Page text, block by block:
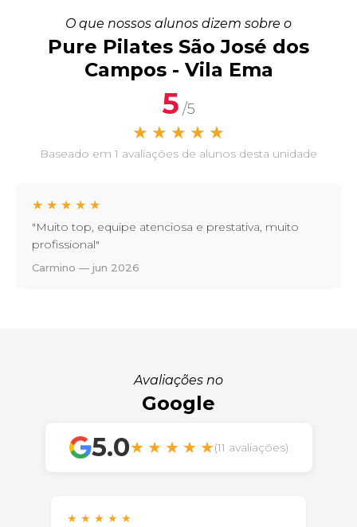
O que nossos alunos dizem sobre o
Pure Pilates São José dos
Campos - Vila Ema
5 /5
★ ★ ★ ★ ★
Baseado em 1 avaliações de alunos desta unidade
★ ★ ★ ★ ★
"Muito top, equipe atenciosa e prestativa, muito
profissional"
Carmino — jun 2026
Avaliações no
Google
5.0★ ★ ★ ★ ★(11 avaliações)
★ ★ ★ ★ ★